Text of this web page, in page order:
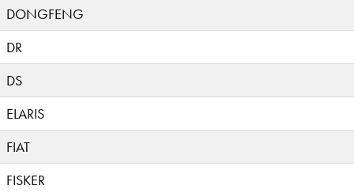
DONGFENG
DR
DS
ELARIS
FIAT
FISKER